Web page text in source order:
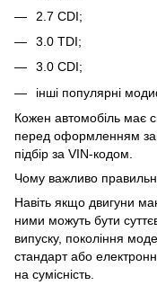
2.7 CDI;
3.0 TDI;
3.0 CDI;
інші популярні
Кожен автомобіль має
перед оформленням
підбір за VIN-кодом.
Чому важливо
Навіть якщо двигуни
ними можуть бути
випуску, покоління
стандарт або
на сумісність.